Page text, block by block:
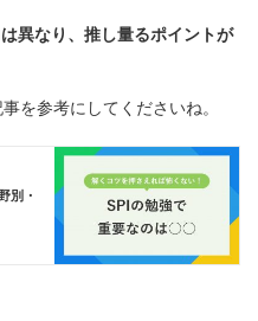
異なり、推し量るポイントが
を参考にしてくださいね。
別・